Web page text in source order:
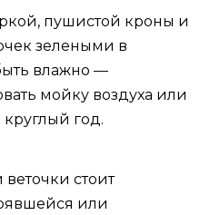
пушистой кроны и
зелеными в
влажно —
мойку воздуха или
год.
стоит
или